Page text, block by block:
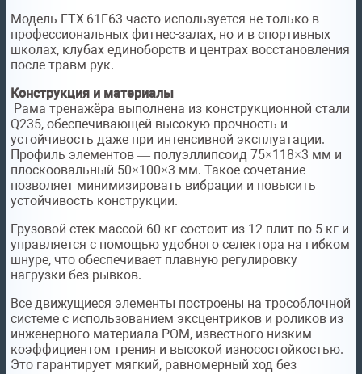
Модель FTX-61F63 часто используется не только в
профессиональных фитнес-залах, но и в спортивных
школах, клубах единоборств и центрах восстановления
после травм рук.
Конструкция и материалы
Рама тренажёра выполнена из конструкционной стали
Q235, обеспечивающей высокую прочность и
устойчивость даже при интенсивной эксплуатации.
Профиль элементов — полуэллипсоид 75×118×3 мм и
плоскоовальный 50×100×3 мм. Такое сочетание
позволяет минимизировать вибрации и повысить
устойчивость конструкции.
Грузовой стек массой 60 кг состоит из 12 плит по 5 кг и
управляется с помощью удобного селектора на гибком
шнуре, что обеспечивает плавную регулировку
нагрузки без рывков.
Все движущиеся элементы построены на трособлочной
системе с использованием эксцентриков и роликов из
инженерного материала POM, известного низким
коэффициентом трения и высокой износостойкостью.
Это гарантирует мягкий, равномерный ход без